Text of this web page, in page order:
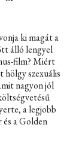
ki magát a
álló lengyel
film? Miért
szexuális
nagyon jól
a legjobb
a Golden